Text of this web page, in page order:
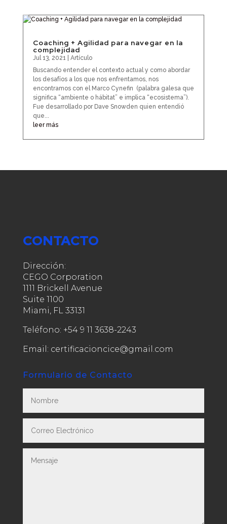
Coaching + Agilidad para navegar en la
complejidad
Jul 13, 2021
Artículo
Buscando entender el contexto actual y como abordar
los desafíos a los que nos enfrentamos, nos
encontramos con el Marco Cynefin (palabra galesa que
significa “ambiente o hábitat” e implica “ecosistema”).
Fue desarrollado por Dave Snowden quien entendió
que...
leer más
CONTACTO
Dirección:
CEGO Corporation
1111 Brickell Avenue
Suite 1100
Miami, FL 33131
Teléfono: +54 9 11 3638-2243
Email: certificacioncice@gmail.com
Formulario de Contacto